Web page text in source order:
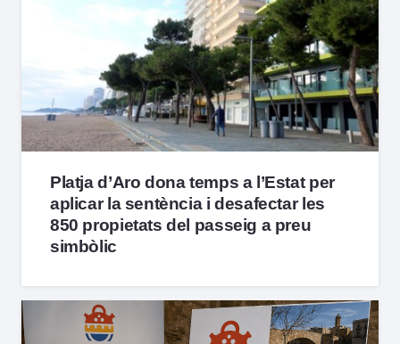
Platja d’Aro dona temps a l’Estat per
aplicar la sentència i desafectar les
850 propietats del passeig a preu
simbòlic